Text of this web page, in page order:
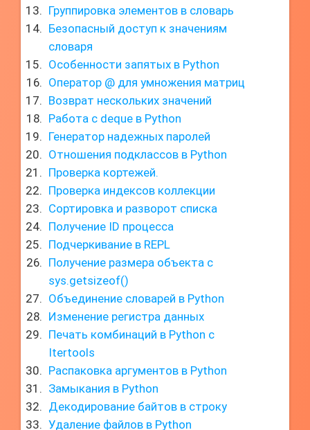
Группировка элементов в словарь
Безопасный доступ к значениям
словаря
Особенности запятых в Python
Оператор @ для умножения матриц
Возврат нескольких значений
Работа с deque в Python
Генератор надежных паролей
Отношения подклассов в Python
Проверка кортежей.
Проверка индексов коллекции
Сортировка и разворот списка
Получение ID процесса
Подчеркивание в REPL
Получение размера объекта с
sys.getsizeof()
Объединение словарей в Python
Изменение регистра данных
Печать комбинаций в Python с
Itertools
Распаковка аргументов в Python
Замыкания в Python
Декодирование байтов в строку
Удаление файлов в Python